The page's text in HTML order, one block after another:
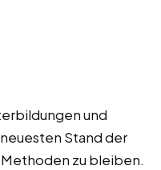
und
Stand der
zu bleiben.